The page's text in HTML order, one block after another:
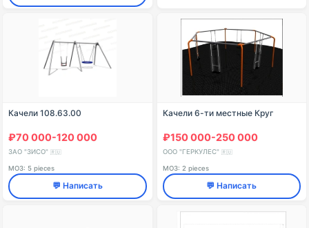
Качели 108.63.00
₽70 000-120 000
ЗАО "ЗИСО" 🇷🇺
МОЗ: 5 pieces
💬 Написать
Качели 6-ти местные Круг
₽150 000-250 000
ООО "ГЕРКУЛЕС" 🇷🇺
МОЗ: 2 pieces
💬 Написать